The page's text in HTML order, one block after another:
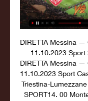
DIRETTA Messina
11.10.2023
DIRETTA Messina
11.10.2023 Sport
Triestina-
SPORT14. 00